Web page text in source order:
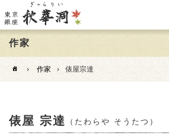
作家
› 作家 › 俵屋宗達
俵屋 宗達 （たわらや そうたつ）